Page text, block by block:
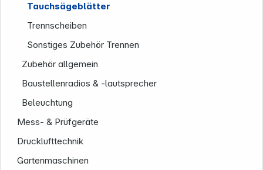
Tauchsägeblätter
Trennscheiben
Sonstiges Zubehör Trennen
Zubehör allgemein
Baustellenradios & -lautsprecher
Beleuchtung
Mess- & Prüfgeräte
Drucklufttechnik
Gartenmaschinen
Informationen